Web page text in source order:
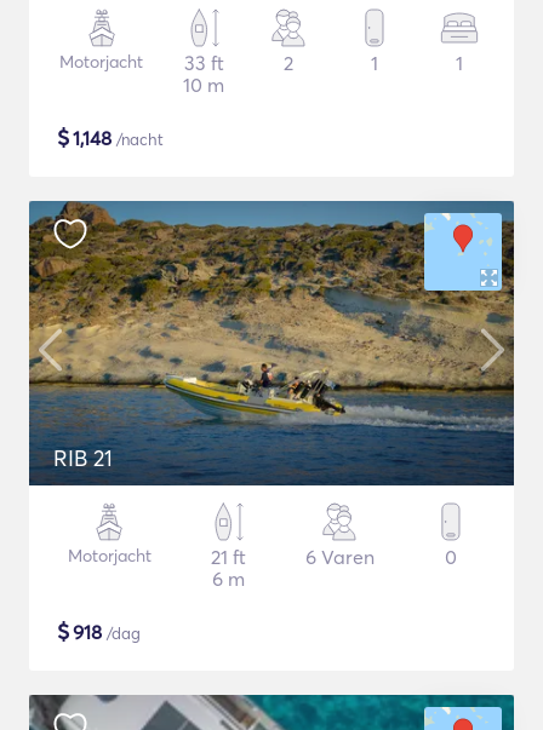
Motorjacht
33 ft
10 m
2 1 1
$1,148 /nacht
RIB 21
Motorjacht
21 ft
6 m
6 Varen 0
$918 /dag